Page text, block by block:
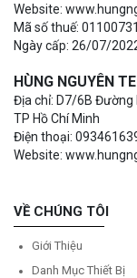
Website:
Mã số thuế:
Ngày cấp: 26/07/
HÙNG NGUYÊN
Địa chỉ: D7/6B Đường
TP Hồ Chí Minh
Điện thoại:
Website:
VỀ CHÚNG TÔI
Giới Thiệu
Danh Mục Thiết Bị